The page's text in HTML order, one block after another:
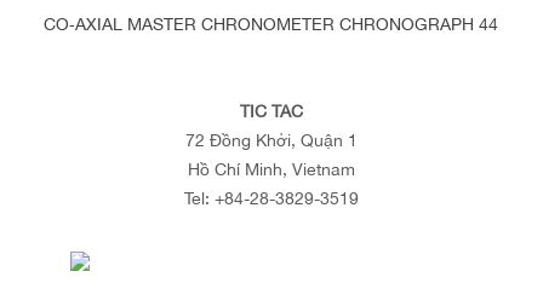
CO‑AXIAL MASTER CHRONOMETER CHRONOGRAPH 44 MM
TIC TAC
72 Đồng Khởi, Quận 1
Hồ Chí Minh, Vietnam
Tel: +84-28-3829-3519